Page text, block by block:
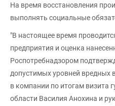
На время восстановления
выполнять социальные
"В настоящее время
предприятия и оценка
Роспотребнадзором
допустимых уровней вредных
в компании по итогам визита
области Василия Анохина и